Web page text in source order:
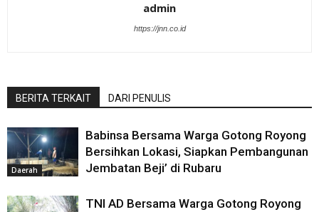
admin
https://jnn.co.id
BERITA TERKAIT DARI PENULIS
Daerah
Babinsa Bersama Warga Gotong Royong
Bersihkan Lokasi, Siapkan Pembangunan
Jembatan Beji’ di Rubaru
TNI AD Bersama Warga Gotong Royong